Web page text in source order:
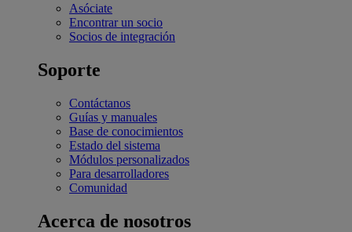
Asóciate
Encontrar un socio
Socios de integración
Soporte
Contáctanos
Guías y manuales
Base de conocimientos
Estado del sistema
Módulos personalizados
Para desarrolladores
Comunidad
Acerca de nosotros